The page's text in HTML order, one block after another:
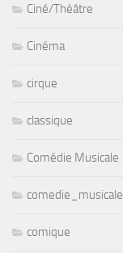
Ciné/Théâtre
Cinéma
cirque
classique
Comédie Musicale
comedie_musicale
comique